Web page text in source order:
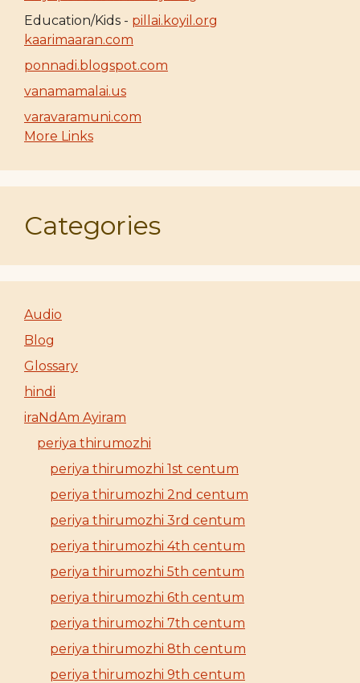
Education/Kids - pillai.koyil.org
kaarimaaran.com
ponnadi.blogspot.com
vanamamalai.us
varavaramuni.com
More Links
Categories
Audio
Blog
Glossary
hindi
iraNdAm Ayiram
periya thirumozhi
periya thirumozhi 1st centum
periya thirumozhi 2nd centum
periya thirumozhi 3rd centum
periya thirumozhi 4th centum
periya thirumozhi 5th centum
periya thirumozhi 6th centum
periya thirumozhi 7th centum
periya thirumozhi 8th centum
periya thirumozhi 9th centum